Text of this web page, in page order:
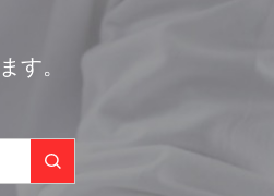
す。